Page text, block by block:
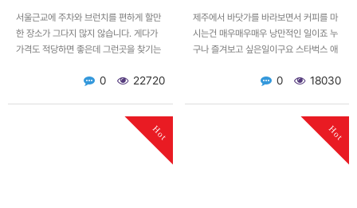
서울근교에 주차와 브런치를 편하게 할만
한 장소가 그다지 많지 않습니다. 게다가
가격도 적당하면 좋은데 그런곳을 찾기는
이 주는 넉넉함이 있습…0 22720
제주에서 바닷가를 바라보면서 커피를 마
시는건 매우매우매우 낭만적인 일이죠 누
구나 즐겨보고 싶은일이구요 스타벅스 애
커피를 마실수있습니다. 저…
0 18030
Hot Hot